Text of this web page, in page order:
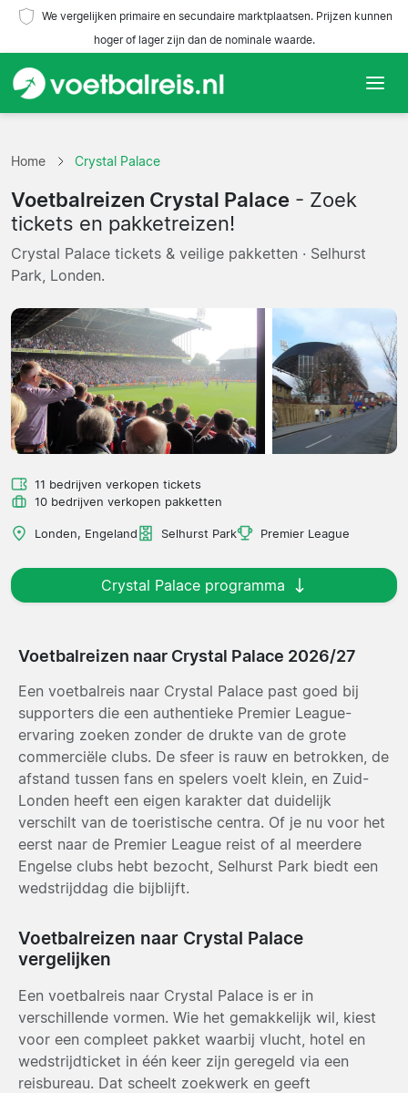
We vergelijken primaire en secundaire marktplaatsen. Prijzen kunnen
hoger of lager zijn dan de nominale waarde.
Teams
Competities
Reisorganisaties
Home Crystal Palace
Voetbalreizen Crystal Palace - Zoek
tickets en pakketreizen!
Crystal Palace tickets & veilige pakketten · Selhurst
Park, Londen.
11 bedrijven verkopen tickets
10 bedrijven verkopen pakketten
Londen, Engeland Selhurst Park Premier League
Crystal Palace programma
Voetbalreizen naar Crystal Palace 2026/27
Een voetbalreis naar Crystal Palace past goed bij
supporters die een authentieke Premier League-
ervaring zoeken zonder de drukte van de grote
commerciële clubs. De sfeer is rauw en betrokken, de
afstand tussen fans en spelers voelt klein, en Zuid-
Londen heeft een eigen karakter dat duidelijk
verschilt van de toeristische centra. Of je nu voor het
eerst naar de Premier League reist of al meerdere
Engelse clubs hebt bezocht, Selhurst Park biedt een
wedstrijddag die bijblijft.
Voetbalreizen naar Crystal Palace
vergelijken
Een voetbalreis naar Crystal Palace is er in
verschillende vormen. Wie het gemakkelijk wil, kiest
voor een compleet pakket waarbij vlucht, hotel en
wedstrijdticket in één keer zijn geregeld via een
reisbureau. Dat scheelt zoekwerk en geeft